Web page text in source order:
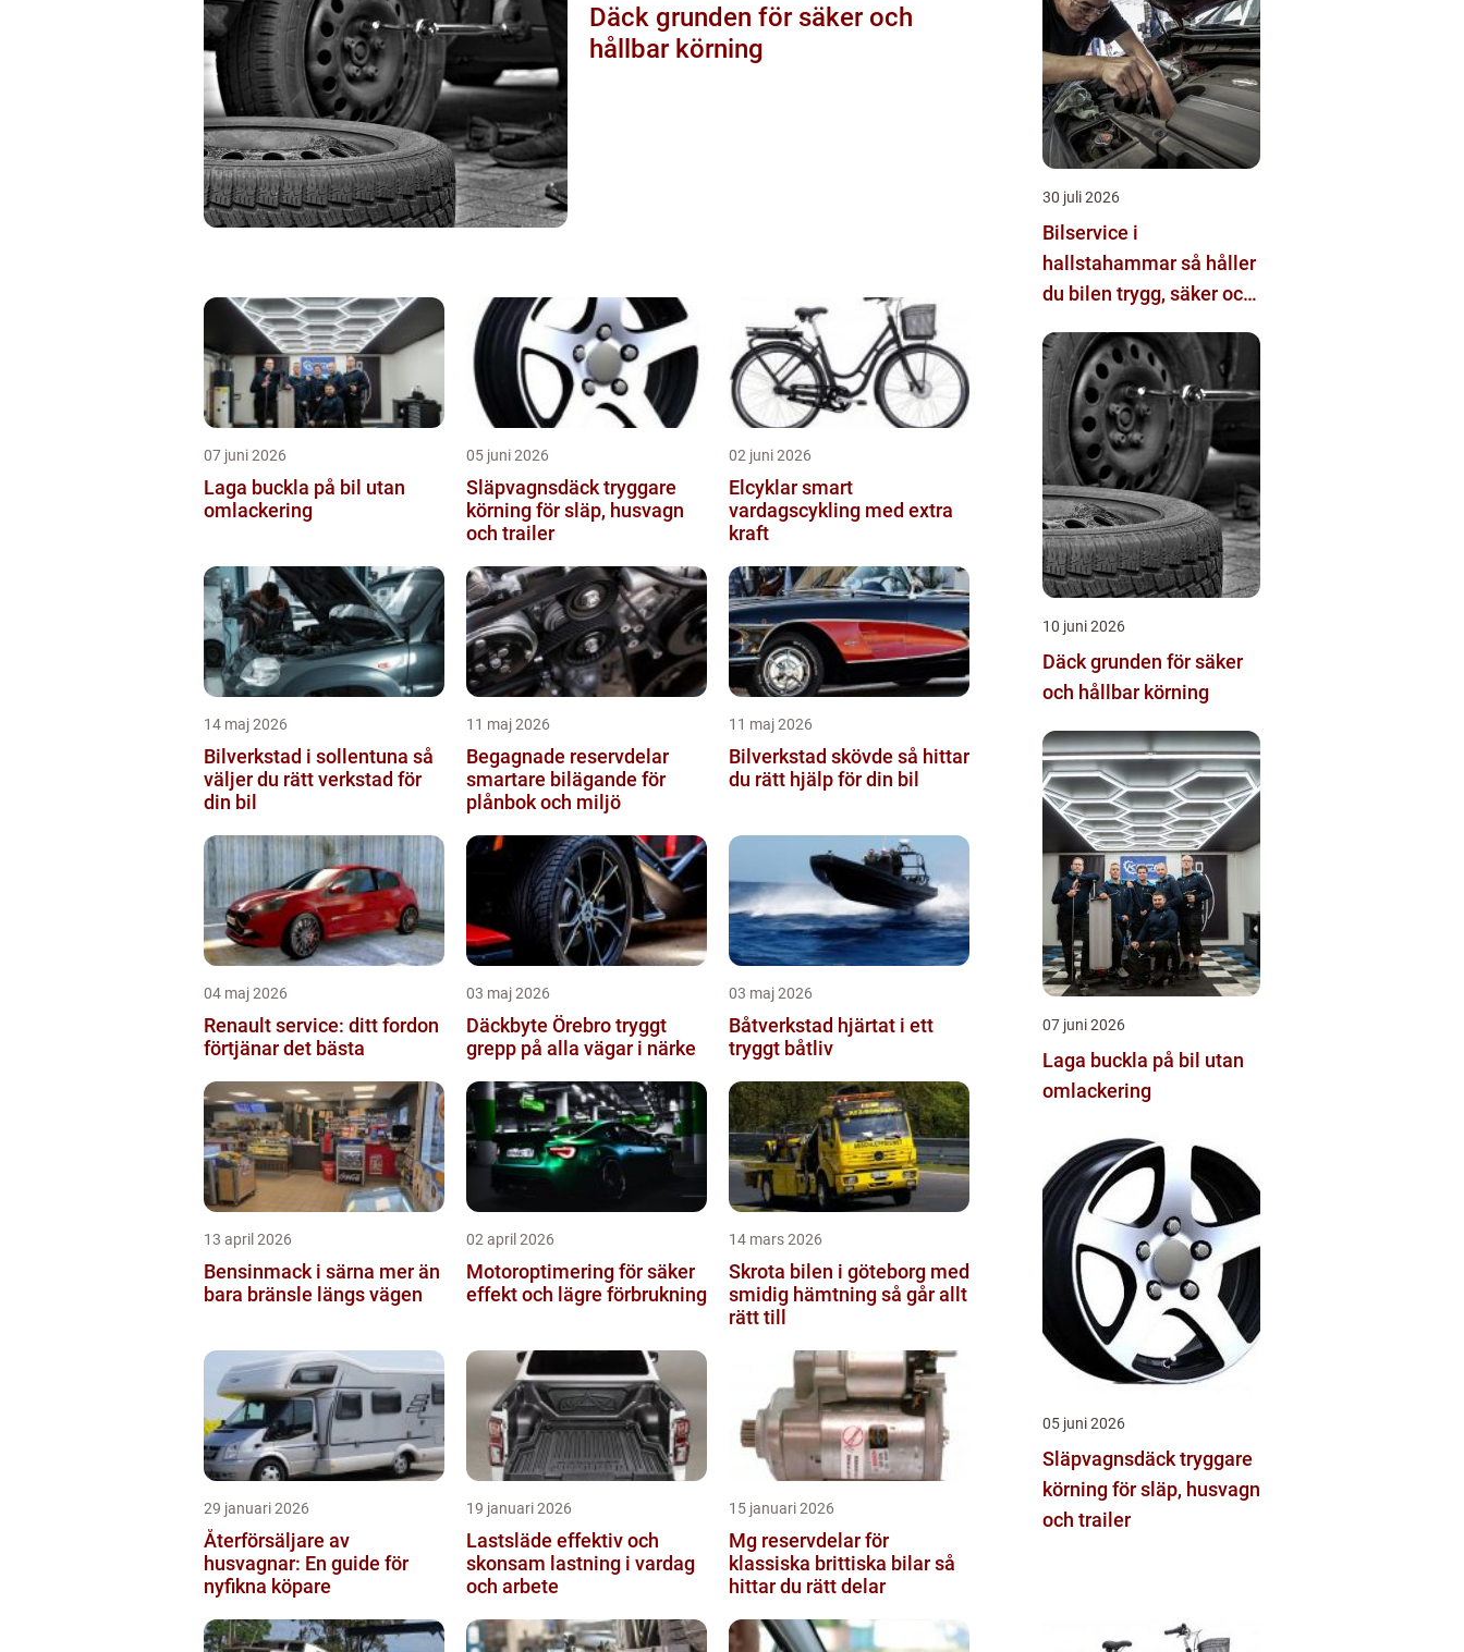
Däck grunden för säker och
hållbar körning
07 juni 2026
Laga buckla på bil utan
omlackering
05 juni 2026
Släpvagnsdäck tryggare
körning för släp, husvagn
och trailer
02 juni 2026
Elcyklar smart
vardagscykling med extra
kraft
14 maj 2026
Bilverkstad i sollentuna så
väljer du rätt verkstad för
din bil
11 maj 2026
Begagnade reservdelar
smartare bilägande för
plånbok och miljö
11 maj 2026
Bilverkstad skövde så hittar
du rätt hjälp för din bil
04 maj 2026
Renault service: ditt fordon
förtjänar det bästa
03 maj 2026
Däckbyte Örebro tryggt
grepp på alla vägar i närke
03 maj 2026
Båtverkstad hjärtat i ett
tryggt båtliv
13 april 2026
Bensinmack i särna mer än
bara bränsle längs vägen
02 april 2026
Motoroptimering för säker
effekt och lägre förbrukning
14 mars 2026
Skrota bilen i göteborg med
smidig hämtning så går allt
rätt till
29 januari 2026
Återförsäljare av
husvagnar: En guide för
nyfikna köpare
19 januari 2026
Lastsläde effektiv och
skonsam lastning i vardag
och arbete
15 januari 2026
Mg reservdelar för
klassiska brittiska bilar så
hittar du rätt delar
30 juli 2026
Bilservice i
hallstahammar så håller
du bilen trygg, säker och
10 juni 2026
Däck grunden för säker
och hållbar körning
07 juni 2026
Laga buckla på bil utan
omlackering
05 juni 2026
Släpvagnsdäck tryggare
körning för släp, husvagn
och trailer